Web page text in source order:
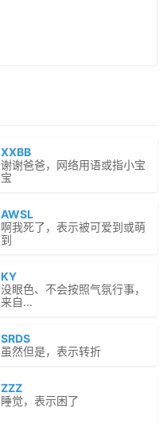
XXBB
谢谢爸爸，网络用语或指小宝
宝
AWSL
啊我死了，表示被可爱到或萌
到
KY
没眼色、不会按照气氛行事，
来自...
SRDS
虽然但是，表示转折
ZZZ
睡觉，表示困了